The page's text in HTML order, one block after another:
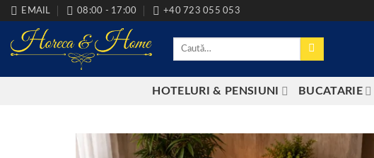
Skip
content
EMAIL 08:00 - 17:00 +40 723 055 053
Caută
HOTELURI & PENSIUNI BUCATARIE